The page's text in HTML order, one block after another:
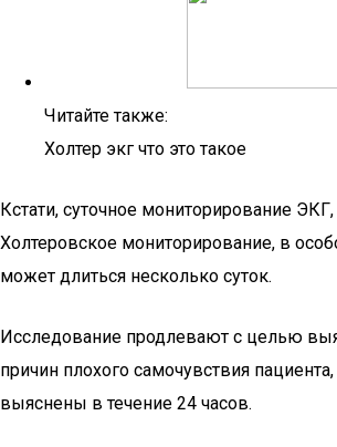
Читайте также:
Холтер экг что это такое
Кстати, суточное мониторирование ЭКГ,
Холтеровское мониторирование, в
может длиться несколько суток.
Исследование продлевают с целью
причин плохого самочувствия
выяснены в течение 24 часов.